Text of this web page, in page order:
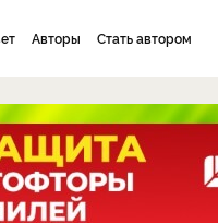
Авторы Стать автором